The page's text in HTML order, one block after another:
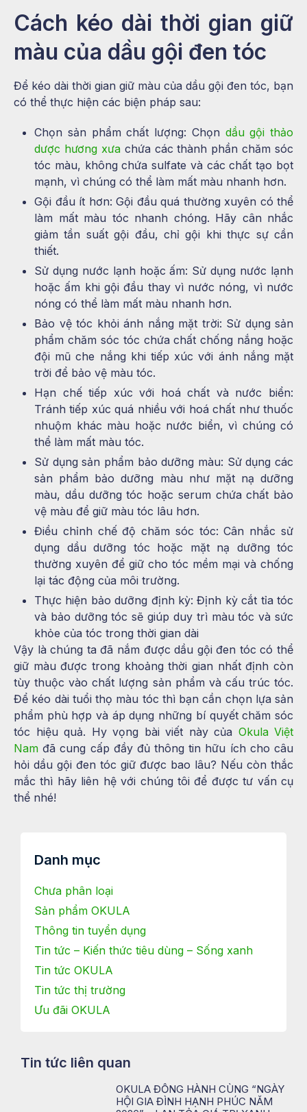
Cách kéo dài thời gian giữ
màu của dầu gội đen tóc
Để kéo dài thời gian giữ màu của dầu gội đen tóc, bạn
có thể thực hiện các biện pháp sau:
Chọn sản phẩm chất lượng: Chọn dầu gội thảo
dược hương xưachứa các thành phần chăm sóc
tóc màu, không chứa sulfate và các chất tạo bọt
mạnh, vì chúng có thể làm mất màu nhanh hơn.
Gội đầu ít hơn: Gội đầu quá thường xuyên có thể
làm mất màu tóc nhanh chóng. Hãy cân nhắc
giảm tần suất gội đầu, chỉ gội khi thực sự cần
thiết.
Sử dụng nước lạnh hoặc ấm: Sử dụng nước lạnh
hoặc ấm khi gội đầu thay vì nước nóng, vì nước
nóng có thể làm mất màu nhanh hơn.
Bảo vệ tóc khỏi ánh nắng mặt trời: Sử dụng sản
phẩm chăm sóc tóc chứa chất chống nắng hoặc
đội mũ che nắng khi tiếp xúc với ánh nắng mặt
trời để bảo vệ màu tóc.
Hạn chế tiếp xúc với hoá chất và nước biển:
Tránh tiếp xúc quá nhiều với hoá chất như thuốc
nhuộm khác màu hoặc nước biển, vì chúng có
thể làm mất màu tóc.
Sử dụng sản phẩm bảo dưỡng màu: Sử dụng các
sản phẩm bảo dưỡng màu như mặt nạ dưỡng
màu, dầu dưỡng tóc hoặc serum chứa chất bảo
vệ màu để giữ màu tóc lâu hơn.
Điều chỉnh chế độ chăm sóc tóc: Cân nhắc sử
dụng dầu dưỡng tóc hoặc mặt nạ dưỡng tóc
thường xuyên để giữ cho tóc mềm mại và chống
lại tác động của môi trường.
Thực hiện bảo dưỡng định kỳ: Định kỳ cắt tỉa tóc
và bảo dưỡng tóc sẽ giúp duy trì màu tóc và sức
khỏe của tóc trong thời gian dài
Vậy là chúng ta đã nắm được dầu gội đen tóc có thể
giữ màu được trong khoảng thời gian nhất định còn
tùy thuộc vào chất lượng sản phẩm và cấu trúc tóc.
Để kéo dài tuổi thọ màu tóc thì bạn cần chọn lựa sản
phẩm phù hợp và áp dụng những bí quyết chăm sóc
tóc hiệu quả. Hy vọng bài viết này của Okula Việt
Nam đã cung cấp đầy đủ thông tin hữu ích cho câu
hỏi dầu gội đen tóc giữ được bao lâu? Nếu còn thắc
mắc thì hãy liên hệ với chúng tôi để được tư vấn cụ
thể nhé!
Danh mục
Chưa phân loại
Sản phẩm OKULA
Thông tin tuyển dụng
Tin tức – Kiến thức tiêu dùng – Sống xanh
Tin tức OKULA
Tin tức thị trường
Ưu đãi OKULA
Tin tức liên quan
OKULA ĐỒNG HÀNH CÙNG “NGÀY
HỘI GIA ĐÌNH HẠNH PHÚC NĂM